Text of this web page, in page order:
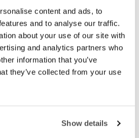
content and ads, to
and to analyse our traffic.
about your use of our site with
and analytics partners who
information that you’ve
they’ve collected from your use
Show details
Nederlands
224
1–2 werkdagen
vanaf € 20,-